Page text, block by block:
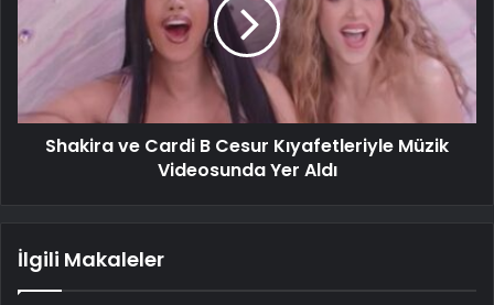
Shakira ve Cardi B Cesur Kıyafetleriyle Müzik
Videosunda Yer Aldı
İlgili Makaleler